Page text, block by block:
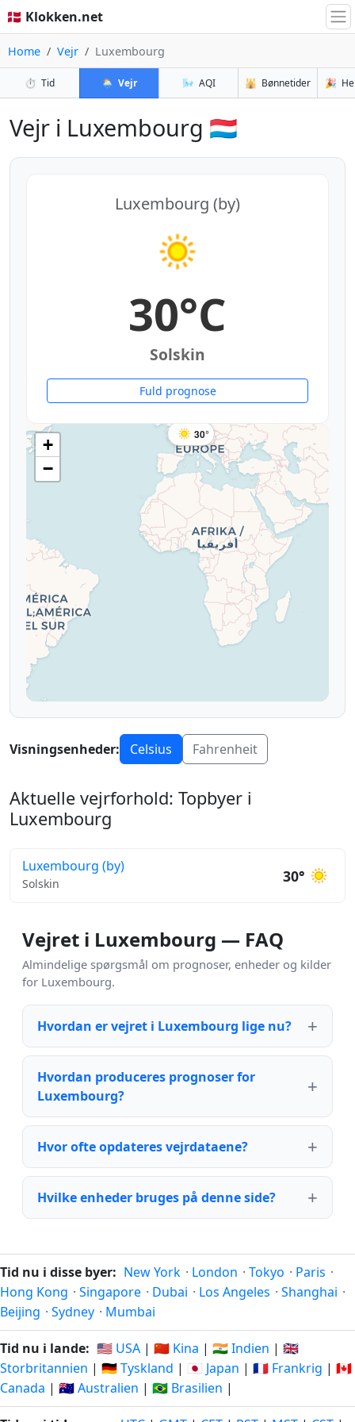
🇩🇰 Klokken.net
Home Vejr Luxembourg
⏱️ Tid 🌦️ Vejr 🌬️ AQI 🕌 Bønnetider 🎉
Vejr i Luxembourg 🇱🇺
Luxembourg (by)
30°C
Solskin
Fuld prognose
30°
+
−
Visningsenheder: Celsius Fahrenheit
Aktuelle vejrforhold: Topbyer i
Luxembourg
Luxembourg (by)
Solskin 30°
Vejret i Luxembourg — FAQ
Almindelige spørgsmål om prognoser, enheder og kilder
for Luxembourg.
Hvordan er vejret i Luxembourg lige nu?
Hvordan produceres prognoser for
Luxembourg?
Hvor ofte opdateres vejrdataene?
Hvilke enheder bruges på denne side?
Tid nu i disse byer: New York · London · Tokyo · Paris ·
Hong Kong · Singapore · Dubai · Los Angeles · Shanghai ·
Beijing · Sydney · Mumbai
Tid nu i lande: 🇺🇸 USA | 🇨🇳 Kina | 🇮🇳 Indien | 🇬🇧
Storbritannien | 🇩🇪 Tyskland | 🇯🇵 Japan | 🇫🇷 Frankrig | 🇨🇦
Canada | 🇦🇺 Australien | 🇧🇷 Brasilien |